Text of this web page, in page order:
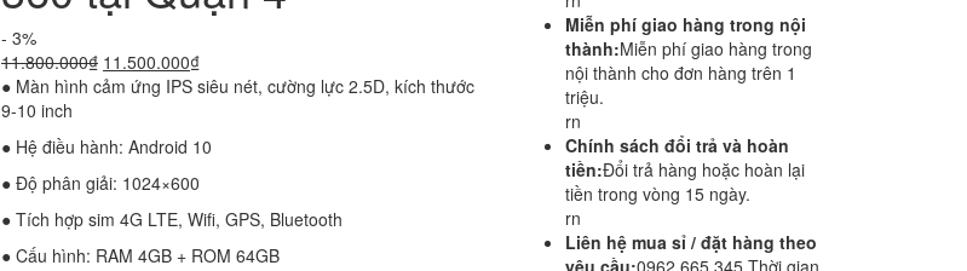
- 3%
11.800.000₫ Giá
gốc
11.500.000₫Giá
hiện
11.500.000₫.
● Màn hình cảm ứng IPS siêu nét, cường lực 2.5D, kích thước
9-10 inch
● Hệ điều hành: Android 10
● Độ phân giải: 1024×600
● Tích hợp sim 4G LTE, Wifi, GPS, Bluetooth
● Cấu hình: RAM 4GB + ROM 64GB
Miễn phí giao hàng trong nội
thành:Miễn phí giao hàng trong
nội thành cho đơn hàng trên 1
triệu.
rn
Chính sách đổi trả và hoàn
tiền:Đổi trả hàng hoặc hoàn lại
tiền trong vòng 15 ngày.
rn
Liên hệ mua sỉ / đặt hàng theo
yêu cầu:0962 665 345 Thời gian